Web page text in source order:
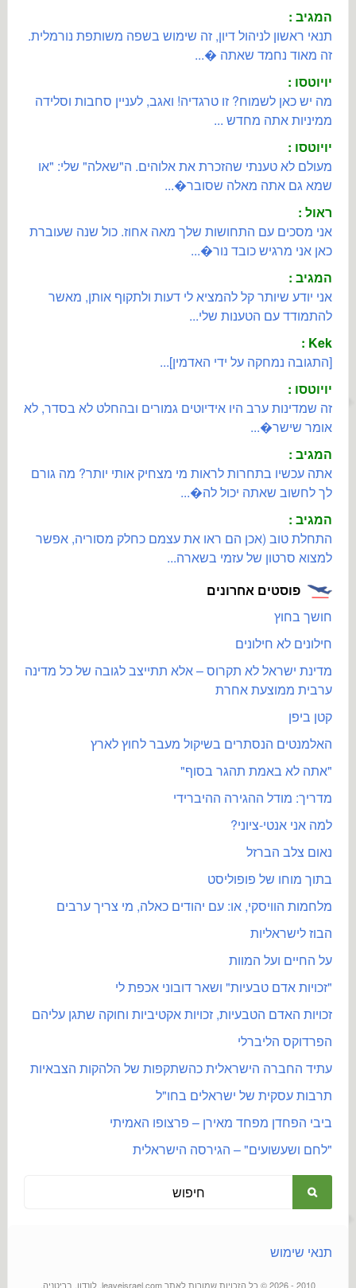
המגיב :
תנאי ראשון לניהול דיון, זה שימוש בשפה משותפת נורמלית.
זה מאוד נחמד שאתה �...
יויוטסו :
מה יש כאן לשמוח? זו טרגדיה! ואגב, לעניין סחבות וסלידה
ממיניות אתה מחדש ...
יויוטסו :
מעולם לא טענתי שהזכרת את אלוהים. ה"שאלה" שלי: "או
שמא גם אתה מאלה שסובר�...
ראול :
אני מסכים עם התחושות שלך מאה אחוז. כול שנה שעוברת
כאן אני מרגיש כובד נור�...
המגיב :
אני יודע שיותר קל להמציא לי דעות ולתקוף אותן, מאשר
להתמודד עם הטענות שלי...
Kek :
[התגובה נמחקה על ידי האדמין]...
יויוטסו :
זה שמדינות ערב היו אידיוטים גמורים ובהחלט לא בסדר, לא
אומר שישר�...
המגיב :
אתה עכשיו בתחרות לראות מי מצחיק אותי יותר? מה גורם
לך לחשוב שאתה יכול לה�...
המגיב :
התחלת טוב (אכן הם ראו את עצמם כחלק מסוריה, אפשר
למצוא סרטון של עזמי בשארה...
פוסטים אחרונים
חושך בחוץ
חילונים לא חילונים
מדינת ישראל לא תקרוס – אלא תתייצב לגובה של כל מדינה
ערבית ממוצעת אחרת
קטן ביפן
האלמנטים הנסתרים בשיקול מעבר לחוץ לארץ
"אתה לא באמת תהגר בסוף"
מדריך: מודל ההגירה ההיברידי
למה אני אנטי-ציוני?
נאום צלב הברזל
בתוך מוחו של פופוליסט
מלחמות הוויסקי, או: עם יהודים כאלה, מי צריך ערבים
הבוז לישראליות
על החיים ועל המוות
"זכויות אדם טבעיות" ושאר דובוני אכפת לי
זכויות האדם הטבעיות, זכויות אקטיביות וחוקה שתגן עליהם
הפרדוקס הליברלי
עתיד החברה הישראלית כהשתקפות של הלהקות הצבאיות
תרבות עסקית של ישראלים בחו"ל
ביבי הפחדן מפחד מאירן – פרצופו האמיתי
"לחם ושעשועים" – הגירסה הישראלית
תנאי שימוש
2010 - 2026 © כל הזכויות שמורות לאתר leaveisrael.com, לונדון, בריטניה.